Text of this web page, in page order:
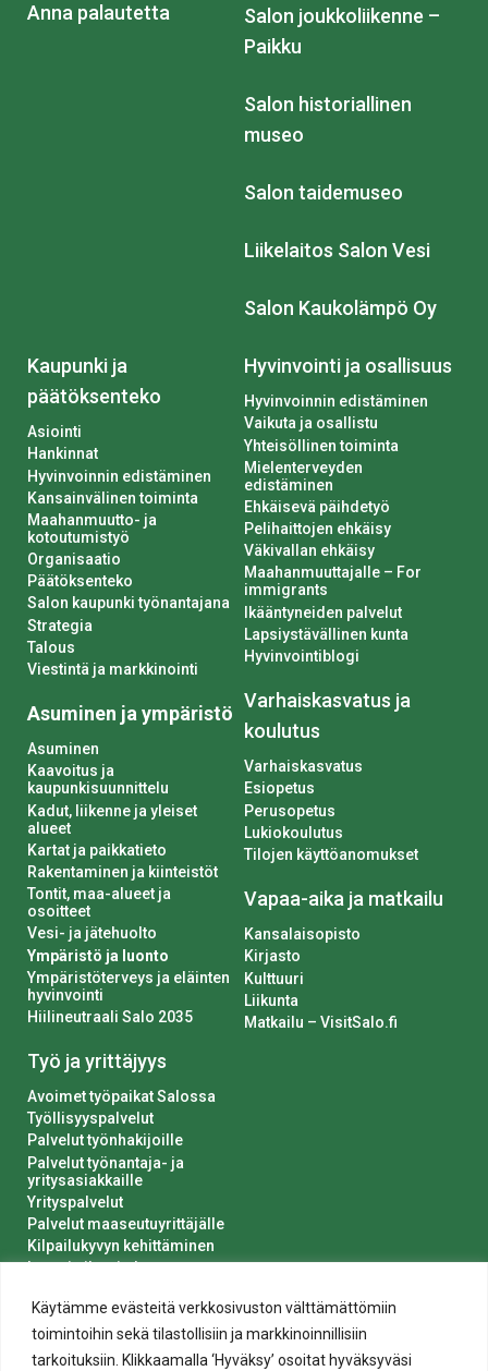
Käytämme evästeitä verkkosivuston välttämättömiin
toimintoihin sekä tilastollisiin ja markkinoinnillisiin
tarkoituksiin. Klikkaamalla ‘Hyväksy’ osoitat hyväksyväsi
Anna palautetta
Salon joukkoliikenne –
Paikku
Salon historiallinen
museo
Salon taidemuseo
Liikelaitos Salon Vesi
Salon Kaukolämpö Oy
Kaupunki ja
päätöksenteko
Asiointi
Hankinnat
Hyvinvoinnin edistäminen
Kansainvälinen toiminta
Maahanmuutto- ja
kotoutumistyö
Organisaatio
Päätöksenteko
Salon kaupunki työnantajana
Strategia
Talous
Viestintä ja markkinointi
Asuminen ja ympäristö
Asuminen
Kaavoitus ja
kaupunkisuunnittelu
Kadut, liikenne ja yleiset
alueet
Kartat ja paikkatieto
Rakentaminen ja kiinteistöt
Tontit, maa-alueet ja
osoitteet
Vesi- ja jätehuolto
Ympäristö ja luonto
Ympäristöterveys ja eläinten
hyvinvointi
Hiilineutraali Salo 2035
Työ ja yrittäjyys
Avoimet työpaikat Salossa
Työllisyyspalvelut
Palvelut työnhakijoille
Palvelut työnantaja- ja
yritysasiakkaille
Yrityspalvelut
Palvelut maaseutuyrittäjälle
Kilpailukyvyn kehittäminen
Luvat ja ilmoitukset
Hyvinvointi ja osallisuus
Hyvinvoinnin edistäminen
Vaikuta ja osallistu
Yhteisöllinen toiminta
Mielenterveyden
edistäminen
Ehkäisevä päihdetyö
Pelihaittojen ehkäisy
Väkivallan ehkäisy
Maahanmuuttajalle – For
immigrants
Ikääntyneiden palvelut
Lapsiystävällinen kunta
Hyvinvointiblogi
Varhaiskasvatus ja
koulutus
Varhaiskasvatus
Esiopetus
Perusopetus
Lukiokoulutus
Tilojen käyttöanomukset
Vapaa-aika ja matkailu
Kansalaisopisto
Kirjasto
Kulttuuri
Liikunta
Matkailu – VisitSalo.fi